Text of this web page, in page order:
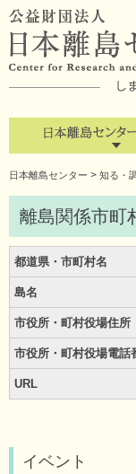
日本離島センター > 知る・
離島関係市町
都道県・市町村名
島名
市役所・町村役場住所
市役所・町村役場電話
URL
イベント